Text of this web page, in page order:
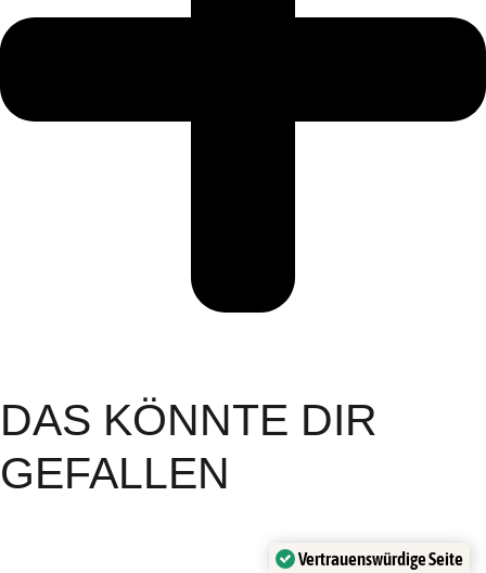
DAS KÖNNTE DIR
GEFALLEN
Vertrauenswürdige Seite